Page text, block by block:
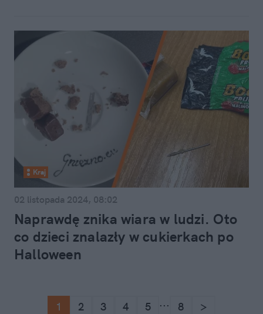
Kraj
02 listopada 2024, 08:02
Naprawdę znika wiara w ludzi. Oto
co dzieci znalazły w cukierkach po
Halloween
1 2 3 4 5 ... 8 >